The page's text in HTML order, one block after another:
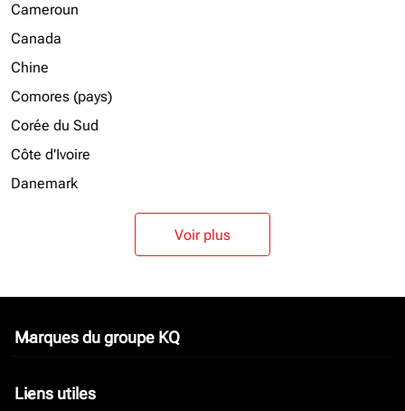
Cameroun
Canada
Chine
Comores (pays)
Corée du Sud
Côte d'Ivoire
Danemark
Voir plus
Marques du groupe KQ
keyboard_arrow_down
Liens utiles
keyboard_arrow_down